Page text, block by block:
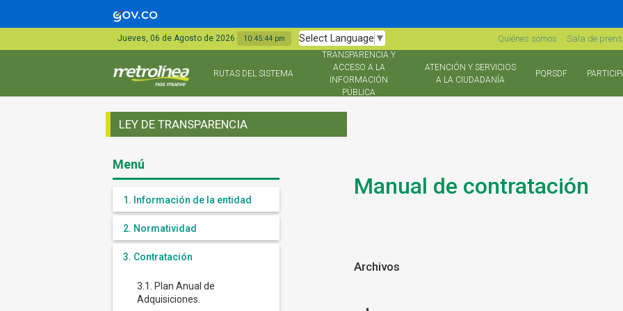
Jueves, 06 de Agosto de 2026 10:45:44 pm Select Language ▼ Quiénes somos Sala de
RUTAS DEL SISTEMA
TRANSPARENCIA Y
ACCESO A LA
INFORMACIÓN
PÚBLICA
ATENCIÓN Y SERVICIOS
A LA CIUDADANÍA
PQRSDF
LEY DE TRANSPARENCIA
Menú
1. Información de la entidad
2. Normatividad
3. Contratación
3.1. Plan Anual de
Adquisiciones.
Manual de contratación
Archivos